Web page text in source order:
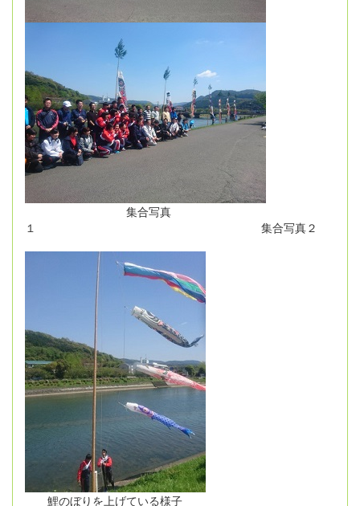
集合写真
１ 集合写真２
鯉のぼりを上げている様子